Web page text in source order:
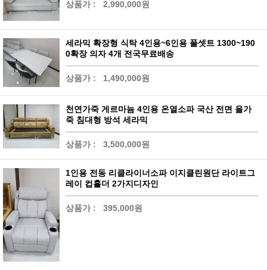
상품가 : 2,990,000원
세라믹 확장형 식탁 4인용~6인용 풀셋트 1300~190
0확장 의자 4개 전국무료배송
상품가 : 1,490,000원
천연가죽 게르마늄 4인용 온열소파 국산 전면 올가
죽 침대형 방석 세라믹
상품가 : 3,500,000원
1인용 전동 리클라이너소파 이지클린원단 라이트그
레이 컵홀더 2가지디자인
상품가 : 395,000원